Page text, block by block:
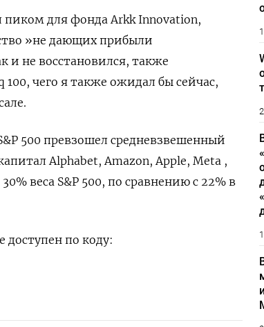
пиком для фонда Arkk Innovation,
»не дающих прибыли
и не восстановился, также
чего я также ожидал бы сейчас,
500 превзошел средневзвешенный
Alphabet, Amazon, Apple, Meta ,
веса S&P 500, по сравнению с 22% в
по коду: